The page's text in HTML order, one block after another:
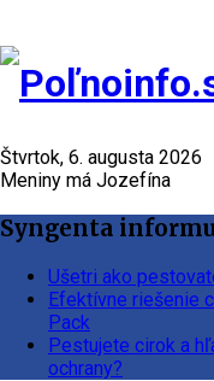
Štvrtok, 6. augusta 2026
Meniny má Jozefína
Syngenta
Ušetri ako
Efektívne riešenie
Pack
Pestujete cirok a
ochrany?